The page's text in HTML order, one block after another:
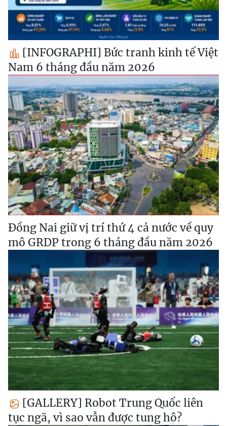
[INFOGRAPHI] Bức tranh kinh tế Việt
Nam 6 tháng đầu năm 2026
Đồng Nai giữ vị trí thứ 4 cả nước về quy
mô GRDP trong 6 tháng đầu năm 2026
[GALLERY] Robot Trung Quốc liên
tục ngã, vì sao vẫn được tung hô?